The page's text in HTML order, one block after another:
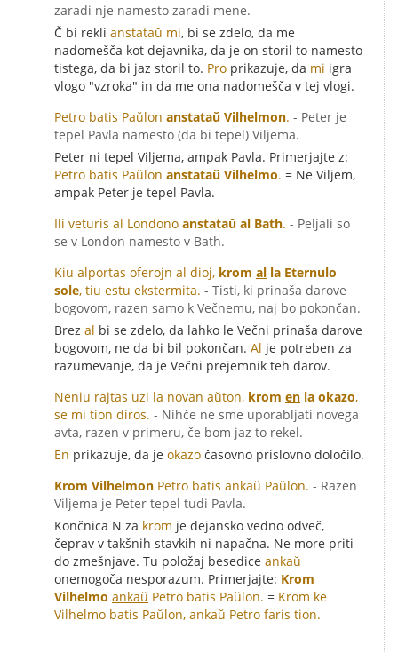
zaradi nje namesto zaradi mene.
Č bi rekli anstataŭ mi, bi se zdelo, da me
nadomešča kot dejavnika, da je on storil to namesto
tistega, da bi jaz storil to. Pro prikazuje, da mi igra
vlogo "vzroka" in da me ona nadomešča v tej vlogi.
Petro batis Paŭlon anstataŭ Vilhelmon. - Peter je
tepel Pavla namesto (da bi tepel) Viljema.
Peter ni tepel Viljema, ampak Pavla. Primerjajte z:
Petro batis Paŭlon anstataŭ Vilhelmo. = Ne Viljem,
ampak Peter je tepel Pavla.
Ili veturis al Londono anstataŭ al Bath. - Peljali so
se v London namesto v Bath.
Kiu alportas oferojn al dioj, krom al la Eternulo
sole, tiu estu ekstermita. - Tisti, ki prinaša darove
bogovom, razen samo k Večnemu, naj bo pokončan.
Brez al bi se zdelo, da lahko le Večni prinaša darove
bogovom, ne da bi bil pokončan. Al je potreben za
razumevanje, da je Večni prejemnik teh darov.
Neniu rajtas uzi la novan aŭton, krom en la okazo,
se mi tion diros. - Nihče ne sme uporabljati novega
avta, razen v primeru, če bom jaz to rekel.
En prikazuje, da je okazo časovno prislovno določilo.
Krom Vilhelmon Petro batis ankaŭ Paŭlon. - Razen
Viljema je Peter tepel tudi Pavla.
Končnica N za krom je dejansko vedno odveč,
čeprav v takšnih stavkih ni napačna. Ne more priti
do zmešnjave. Tu položaj besedice ankaŭ
onemogoča nesporazum. Primerjajte: Krom
Vilhelmo ankaŭ Petro batis Paŭlon. = Krom ke
Vilhelmo batis Paŭlon, ankaŭ Petro faris tion.